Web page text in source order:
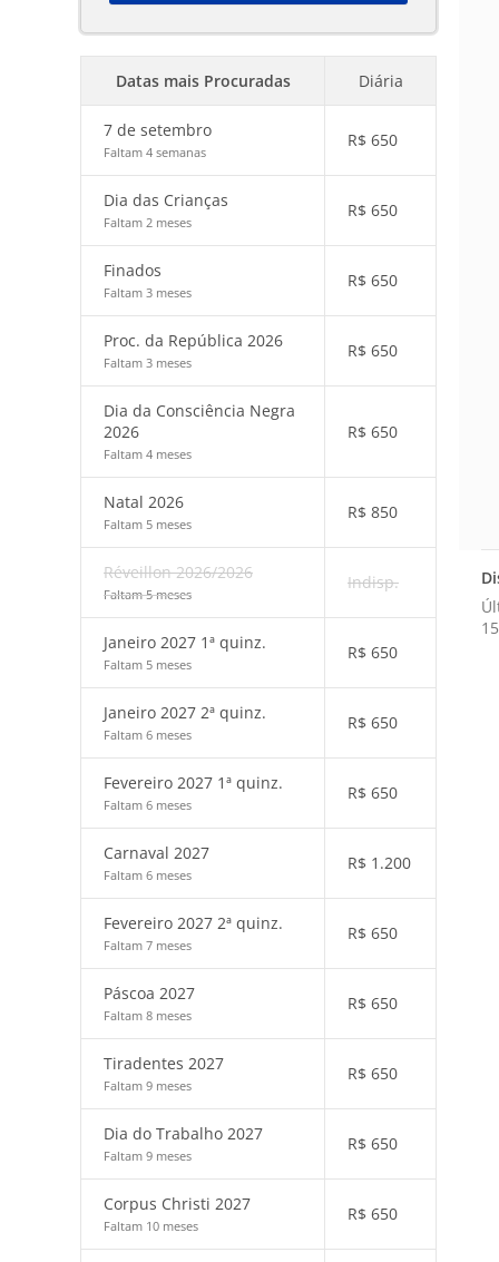
Datas mais Procuradas Diária
7 de setembro
Faltam 4 semanas
R$ 650
Dia das Crianças
Faltam 2 meses
R$ 650
Finados
Faltam 3 meses
R$ 650
Proc. da República 2026
Faltam 3 meses
R$ 650
Dia da Consciência Negra
2026
Faltam 4 meses
R$ 650
Natal 2026
Faltam 5 meses
R$ 850
Réveillon 2026/2026
Faltam 5 meses
Indisp.
Janeiro 2027 1ª quinz.
Faltam 5 meses
R$ 650
Janeiro 2027 2ª quinz.
Faltam 6 meses
R$ 650
Fevereiro 2027 1ª quinz.
Faltam 6 meses
R$ 650
Carnaval 2027
Faltam 6 meses
R$ 1.200
Fevereiro 2027 2ª quinz.
Faltam 7 meses
R$ 650
Páscoa 2027
Faltam 8 meses
R$ 650
Tiradentes 2027
Faltam 9 meses
R$ 650
Dia do Trabalho 2027
Faltam 9 meses
R$ 650
Corpus Christi 2027
Faltam 10 meses
R$ 650